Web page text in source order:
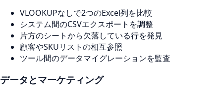
VLOOKUPなしで2つのExcel列を比較
システム間のCSVエクスポートを調整
片方のシートから欠落している行を発見
顧客やSKUリストの相互参照
ツール間のデータマイグレーションを監査
データとマーケティング